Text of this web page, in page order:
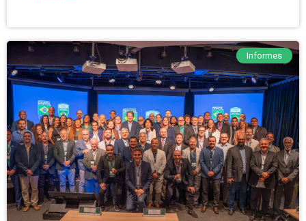
Informes